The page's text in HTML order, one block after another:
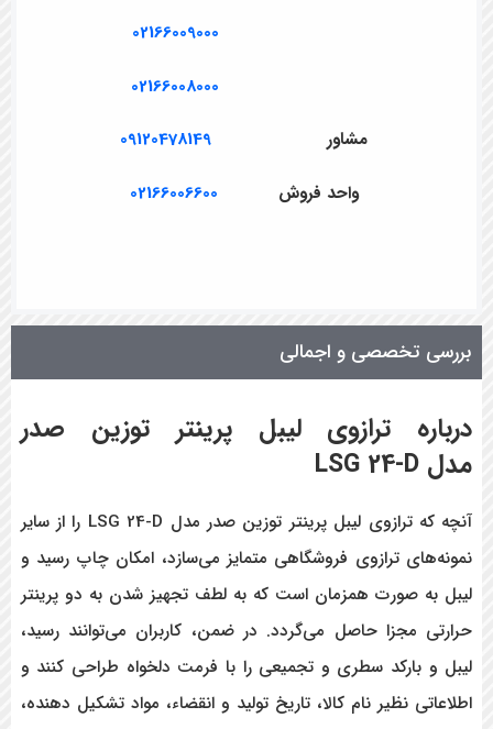
02166009000
02166008000
مشاور 09120478149
واحد فروش 02166006600
بررسی تخصصی و اجمالی
درباره ترازوی لیبل پرینتر توزین صدر
مدل LSG 24-D
آنچه که ترازوی لیبل پرینتر توزین صدر مدل LSG 24-D
را از سایر
نمونه‌های ترازوی فروشگاهی متمایز می‌سازد، امکان چاپ رسید و
لیبل به صورت همزمان است که به لطف تجهیز شدن به دو پرینتر
حرارتی مجزا حاصل می‌گردد. در ضمن، کاربران می‌توانند رسید،
لیبل و بارکد سطری و تجمیعی را با فرمت دلخواه طراحی کنند و
اطلاعاتی نظیر نام کالا، تاریخ تولید و انقضاء، مواد تشکیل دهنده،